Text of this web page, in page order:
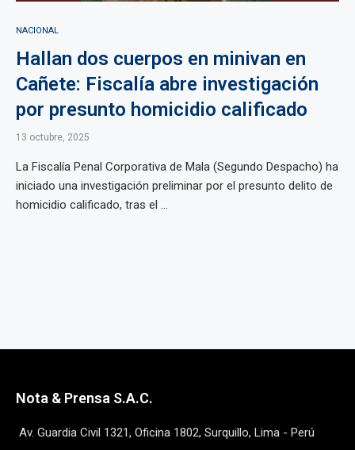
NACIONAL
Hallan dos cuerpos en minivan en
Cañete: Fiscalía abre investigación
por presunto homicidio calificado
13 octubre, 2025
La Fiscalía Penal Corporativa de Mala (Segundo Despacho) ha
iniciado una investigación preliminar por el presunto delito de
homicidio calificado, tras el ...
Nota & Prensa S.A.C.
Av. Guardia Civil 1321, Oficina 1802, Surquillo, Lima - Perú